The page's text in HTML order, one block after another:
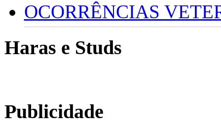
OCORRÊNCIAS
Haras e Studs
Publicidade